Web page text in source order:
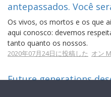
antepassados. Você
Os vivos, os mortos e os que
aqui conosco: devemos
tanto quanto os nossos.
2020年07月24日に投稿した オン
Future generations